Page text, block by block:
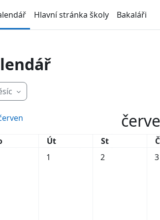
Hlavní stránka školy Bakaláři
Úterý
Út Středa
St
Žádné události, úterý, 1. července
1 Žádné události,
2 3